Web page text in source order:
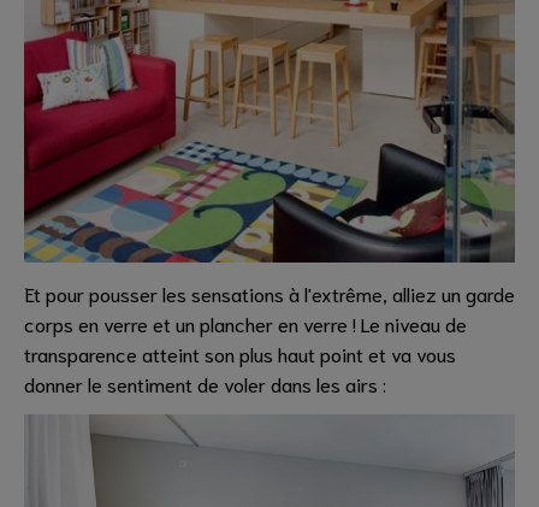
Et pour pousser les sensations à l'extrême, alliez un garde
corps en verre et un plancher en verre ! Le niveau de
transparence atteint son plus haut point et va vous
donner le sentiment de voler dans les airs :